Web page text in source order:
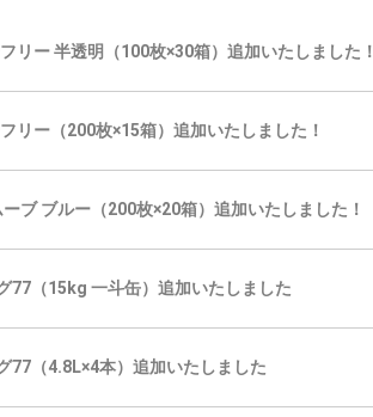
リー 半透明（100枚×30箱）追加いたしました！
リー（200枚×15箱）追加いたしました！
ブ ブルー（200枚×20箱）追加いたしました！
77（15kg 一斗缶）追加いたしました
77（4.8L×4本）追加いたしました